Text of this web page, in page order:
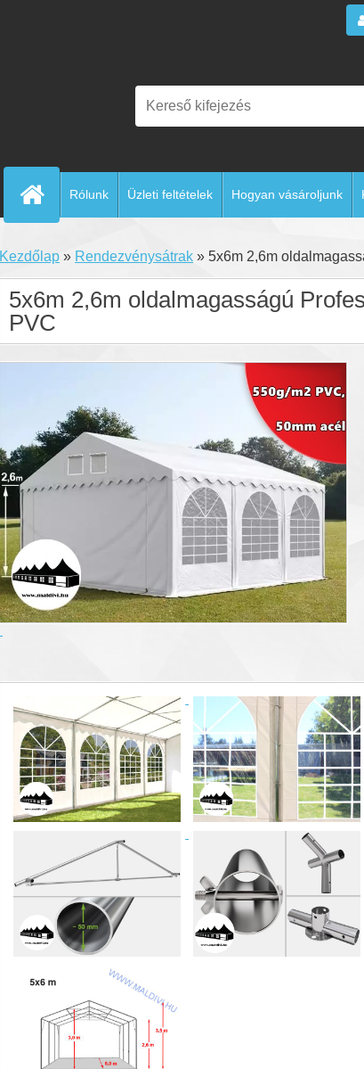
Rólunk Üzleti feltételek Hogyan vásároljunk
Kezdőlap » Rendezvénysátrak » 5x6m 2,6m
5x6m 2,6m oldalmagasságú
PVC